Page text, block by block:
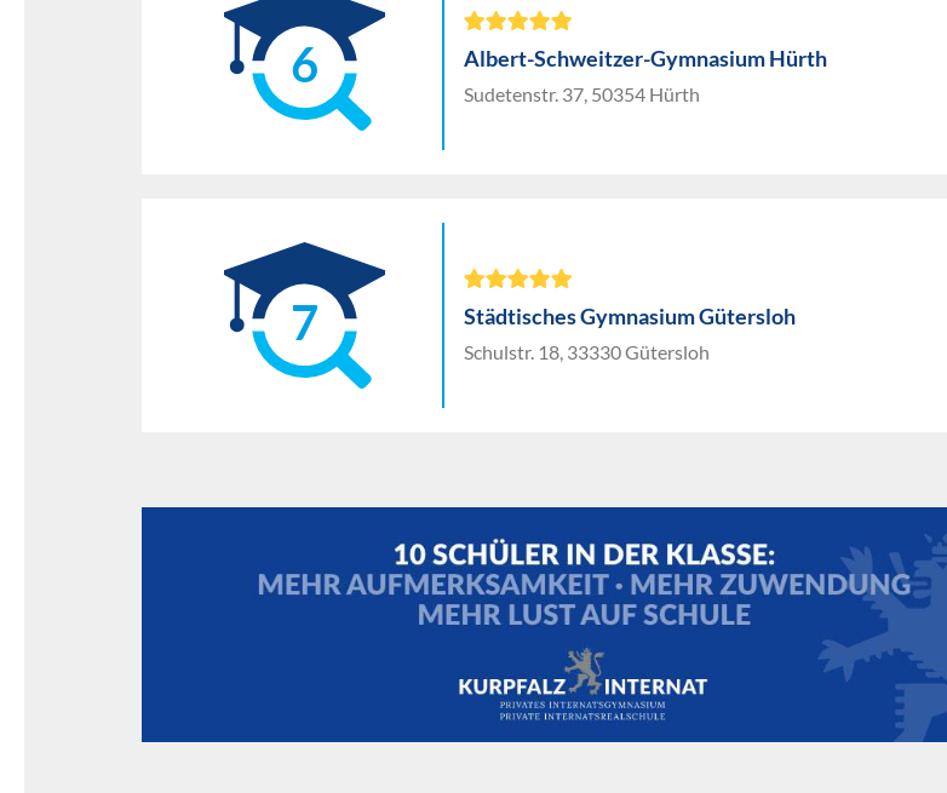
6 Albert-Schweitzer-Gymnasium Hürth
Sudetenstr. 37, 50354 Hürth
7 Städtisches Gymnasium Gütersloh
Schulstr. 18, 33330 Gütersloh